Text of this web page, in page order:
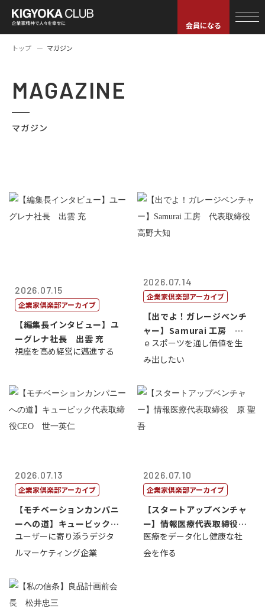
会員になる
トップ マガジン
MAGAZINE
マガジン
2026.07.15
企業家倶楽部アーカイブ
【編集長インタビュー】ユ
ーグレナ社長 出雲 充
視座を高め経営に邁進する
2026.07.14
企業家倶楽部アーカイブ
【出でよ！ガレージベンチ
ャー】Samurai 工房 代
表取締...
ｅスポーツを通し価値を生
み出したい
2026.07.13
企業家倶楽部アーカイブ
【モチベーションカンパニ
ーへの道】キュービック代
表取締役CE...
ユーザーに寄り添うデジタ
ルマーケティング企業
2026.07.10
企業家倶楽部アーカイブ
【スタートアップベンチャ
ー】情報医療代表取締役
原 聖吾
医療をデータ化し健康な社
会を作る